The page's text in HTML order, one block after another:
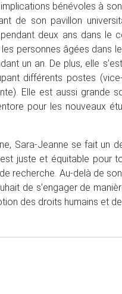
bénévoles à
de son pavillon
deux ans dans le
personnes âgées dans
un an. De plus, elle
différents postes
Elle est aussi grande
pour les nouveaux
Sara-Jeanne se fait un
juste et équitable pour
recherche. Au-delà de
de s’engager de
des droits humains et